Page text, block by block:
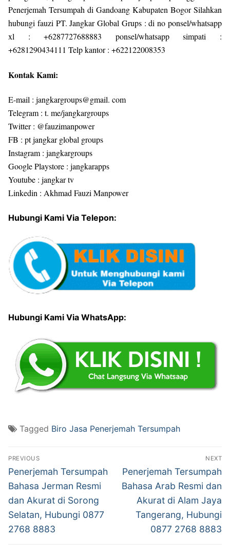
Penerjemah Tersumpah di Gandoang Kabupaten Bogor Silahkan
hubungi fauzi PT. Jangkar Global Grups : di no ponsel/whatsapp
xl : +6287727688883 ponsel/whatsapp simpati :
+6281290434111 Telp kantor : +622122008353
Kontak Kami:
E-mail : jangkargroups@gmail. com
Telegram : t. me/jangkargroups
Twitter : @fauzimanpower
FB : pt jangkar global groups
Instagram : jangkargroups
Google Playstore : jangkarapps
Youtube : jangkar tv
Linkedin : Akhmad Fauzi Manpower
Hubungi Kami Via Telepon:
Hubungi Kami Via WhatsApp:
Tagged Biro Jasa Penerjemah Tersumpah
Post
navigation
PREVIOUS
Previous
post:
Penerjemah Tersumpah
Bahasa Jerman Resmi
dan Akurat di Sorong
Selatan, Hubungi 0877
2768 8883
NEXT
Next
post:
Penerjemah Tersumpah
Bahasa Arab Resmi dan
Akurat di Alam Jaya
Tangerang, Hubungi
0877 2768 8883